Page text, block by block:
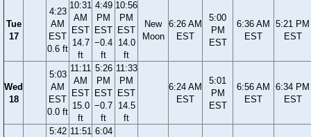
Tue
17
4:23
AM
EST
0.6 ft
10:31
AM
EST
14.7
ft
4:49
PM
EST
−0.4
ft
10:56
PM
EST
14.0
ft
New
Moon
6:26 AM
EST
5:00
PM
EST
6:36 AM
EST
5:21 PM
EST
Wed
18
5:03
AM
EST
0.0 ft
11:11
AM
EST
15.0
ft
5:26
PM
EST
−0.7
ft
11:33
PM
EST
14.5
ft
6:24 AM
EST
5:01
PM
EST
6:56 AM
EST
6:34 PM
EST
5:42 11:51 6:04